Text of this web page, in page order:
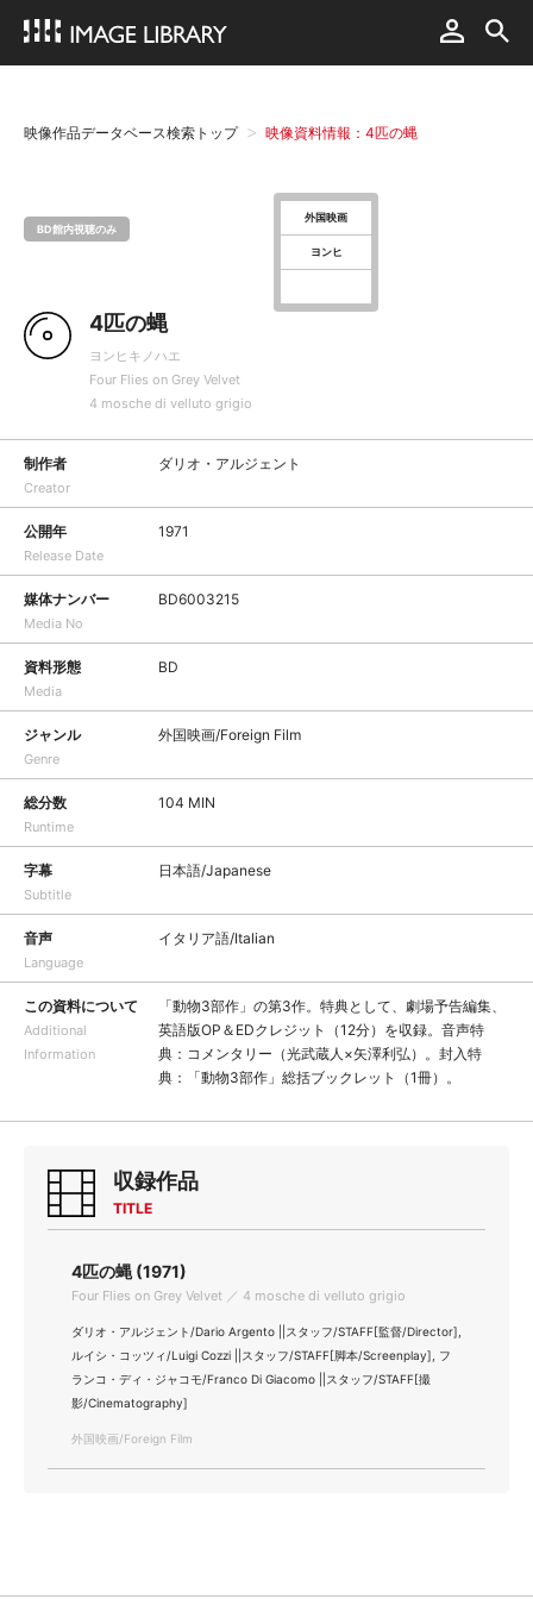
映像作品データベース検索トップ 映像資料情報：4匹の蝿
BD館内視聴のみ
外国映画
ヨンヒ
4匹の蝿
ヨンヒキノハエ
Four Flies on Grey Velvet
4 mosche di velluto grigio
制作者
Creator
ダリオ・アルジェント
公開年
Release Date
1971
媒体ナンバー
Media No
BD6003215
資料形態
Media
BD
ジャンル
Genre
外国映画/Foreign Film
総分数
Runtime
104 MIN
字幕
Subtitle
日本語/Japanese
音声
Language
イタリア語/Italian
この資料について
Additional
Information
「動物3部作」の第3作。特典として、劇場予告編集、
英語版OP＆EDクレジット（12分）を収録。音声特
典：コメンタリー（光武蔵人×矢澤利弘）。封入特
典：「動物3部作」総括ブックレット（1冊）。
収録作品
TITLE
4匹の蝿 (1971)
Four Flies on Grey Velvet ／ 4 mosche di velluto grigio
ダリオ・アルジェント/Dario Argento ||スタッフ/STAFF[監督/Director],
ルイシ・コッツィ/Luigi Cozzi ||スタッフ/STAFF[脚本/Screenplay], フ
ランコ・ディ・ジャコモ/Franco Di Giacomo ||スタッフ/STAFF[撮
影/Cinematography]
外国映画/Foreign Film